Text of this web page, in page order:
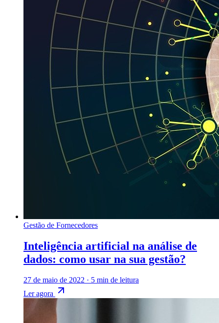
Gestão de Fornecedores
Inteligência artificial na análise de
dados: como usar na sua gestão?
27 de maio de 2022 · 5 min de leitura
Ler agora